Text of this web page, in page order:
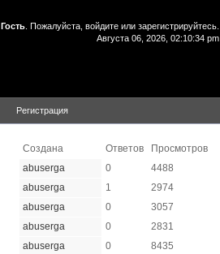
Гость . Пожалуйста, войдите или зарегистрируйтесь
Августа 06, 2026, 02:10:34 pm
Регистрация
Создана Ответов
Просмотров
abuserga 0
4488
abuserga 1
2974
abuserga 0
3057
abuserga 0
2831
abuserga 0
8435